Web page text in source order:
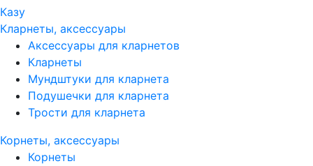
Казу
Кларнеты, аксессуары
Аксессуары для кларнетов
Кларнеты
Мундштуки для кларнета
Подушечки для кларнета
Трости для кларнета
Корнеты, аксессуары
Корнеты